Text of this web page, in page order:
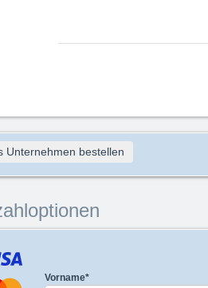
Unternehmen bestellen
Vorname*